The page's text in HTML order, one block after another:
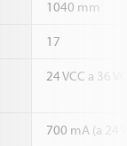
1040 mm
17
24 VCC a 36
700 mA (a 24